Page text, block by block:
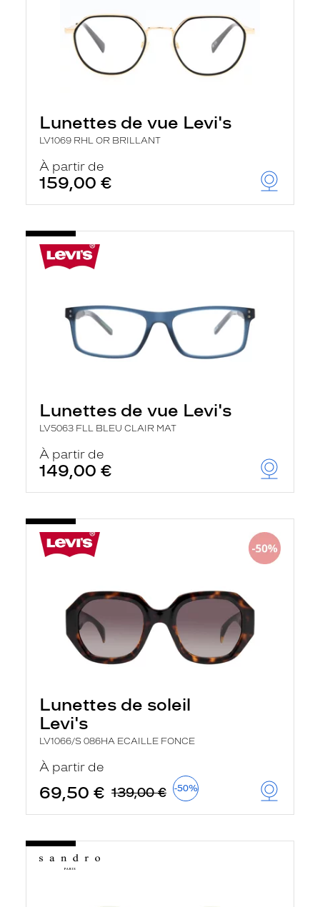
Lunettes de vue Levi's
LV1069 RHL OR BRILLANT
À partir de
159,00 €
Lunettes de vue Levi's
LV5063 FLL BLEU CLAIR MAT
À partir de
149,00 €
Lunettes de soleil
Levi's
LV1066/S 086HA ECAILLE FONCE
À partir de
69,50 € 139,00 € -50%